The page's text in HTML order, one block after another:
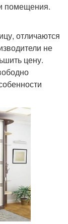
помещения.
отличаются
не
цену.